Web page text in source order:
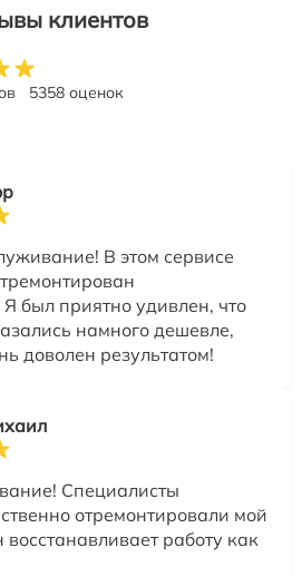
клиентов
5358 оценок
В этом сервисе
был приятно удивлен, что
намного дешевле,
доволен результатом!
Специалисты
отремонтировали мой
работу как